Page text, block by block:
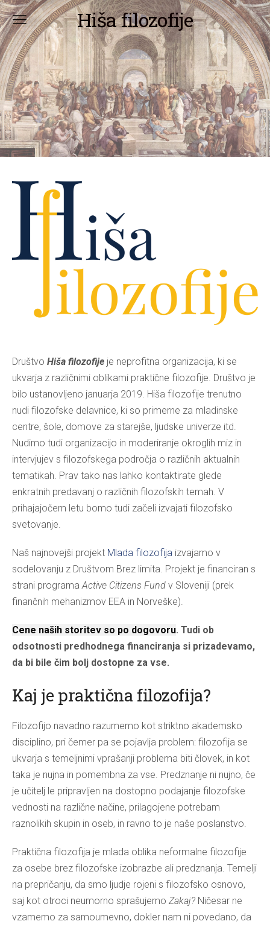
Hiša filozofije
Društvo Hiša filozofije je neprofitna organizacija, ki se
ukvarja z različnimi oblikami praktične filozofije. Društvo je
bilo ustanovljeno januarja 2019. Hiša filozofije trenutno
nudi filozofske delavnice, ki so primerne za mladinske
centre, šole, domove za starejše, ljudske univerze itd.
Nudimo tudi organizacijo in moderiranje okroglih miz in
intervjujev s filozofskega področja o različnih aktualnih
tematikah. Prav tako nas lahko kontaktirate glede
enkratnih predavanj o različnih filozofskih temah. V
prihajajočem letu bomo tudi začeli izvajati filozofsko
svetovanje.
Naš najnovejši projekt Mlada filozofija izvajamo v
sodelovanju z Društvom Brez limita. Projekt je financiran s
strani programa Active Citizens Fund v Sloveniji (prek
finančnih mehanizmov EEA in Norveške).
Cene naših storitev so po dogovoru. Tudi ob
odsotnosti predhodnega financiranja si prizadevamo,
da bi bile čim bolj dostopne za vse.
Kaj je praktična filozofija?
Filozofijo navadno razumemo kot striktno akademsko
disciplino, pri čemer pa se pojavlja problem: filozofija se
ukvarja s temeljnimi vprašanji problema biti človek, in kot
taka je nujna in pomembna za vse. Predznanje ni nujno, če
je učitelj le pripravljen na dostopno podajanje filozofske
vednosti na različne načine, prilagojene potrebam
raznolikih skupin in oseb, in ravno to je naše poslanstvo.
Praktična filozofija je mlada oblika neformalne filozofije
za osebe brez filozofske izobrazbe ali predznanja. Temelji
na prepričanju, da smo ljudje rojeni s filozofsko osnovo,
saj kot otroci neumorno sprašujemo Zakaj? Ničesar ne
vzamemo za samoumevno, dokler nam ni povedano, da